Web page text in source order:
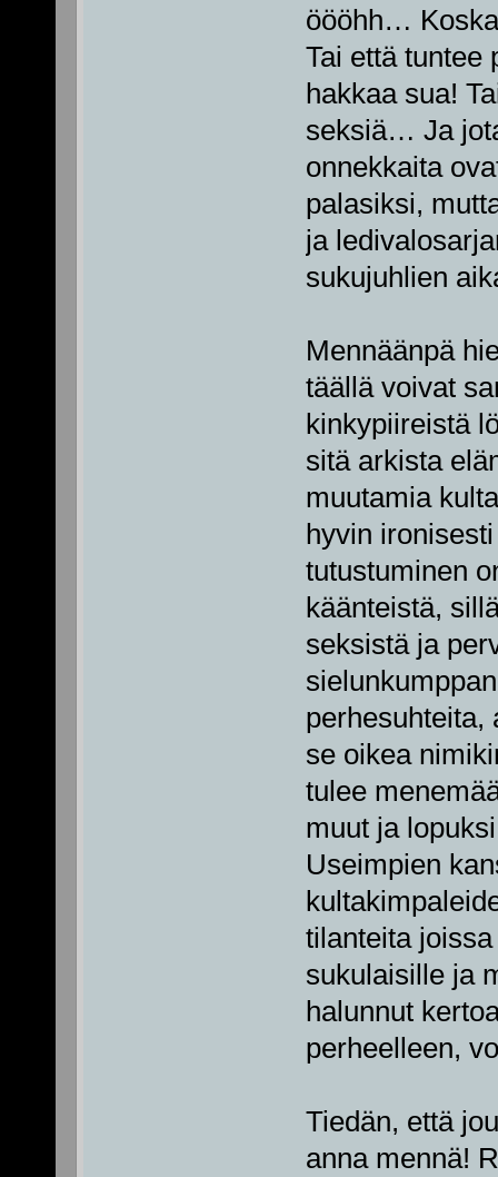
öööhh…
Tai että tuntee
hakkaa sua!
seksiä… Ja
onnekkaita
palasiksi,
ja
sukujuhlien
Mennäänpä
täällä voivat
kinkypiireistä
sitä arkista
muutamia
hyvin
tutustuminen
käänteistä,
seksistä ja
perhesuhteita,
se oikea
tulee
muut ja
Useimpien
tilanteita
sukulaisille ja
halunnut
perheelleen,
Tiedän, että
anna mennä!